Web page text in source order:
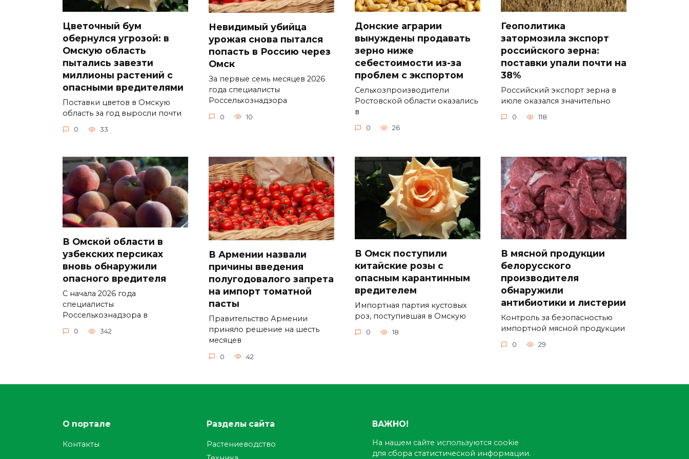
Цветочный бум
обернулся угрозой: в
Омскую область
пытались завезти
миллионы растений с
опасными вредителями
Поставки цветов в Омскую
область за год выросли почти
0 33
Невидимый убийца
урожая снова пытался
попасть в Россию через
Омск
За первые семь месяцев 2026
года специалисты
Россельхознадзора
0 10
Донские аграрии
вынуждены продавать
зерно ниже
себестоимости из-за
проблем с экспортом
Сельхозпроизводители
Ростовской области оказались
в
0 26
Геополитика
затормозила экспорт
российского зерна:
поставки упали почти на
38%
Российский экспорт зерна в
июле оказался значительно
0 118
В Омской области в
узбекских персиках
вновь обнаружили
опасного вредителя
С начала 2026 года
специалисты
Россельхознадзора в
0 342
В Армении назвали
причины введения
полугодовалого запрета
на импорт томатной
пасты
Правительство Армении
приняло решение на шесть
месяцев
0 42
В Омск поступили
китайские розы с
опасным карантинным
вредителем
Импортная партия кустовых
роз, поступившая в Омскую
0 18
В мясной продукции
белорусского
производителя
обнаружили
антибиотики и листерии
Контроль за безопасностью
импортной мясной продукции
0 29
О портале
Контакты
Разделы сайта
Растениеводство
ВАЖНО!
На нашем сайте используются cookie
для сбора статистической информации.